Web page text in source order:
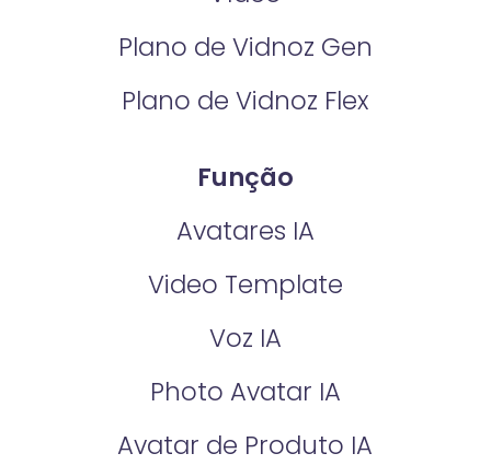
Plano de Vidnoz Gen
Plano de Vidnoz Flex
Função
Avatares IA
Video Template
Voz IA
Photo Avatar IA
Avatar de Produto IA